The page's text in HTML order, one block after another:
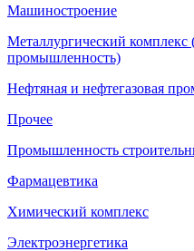
Машиностроение
Металлургический комплекс
промышленность)
Нефтяная и нефтегазовая
Прочее
Промышленность
Фармацевтика
Химический комплекс
Электроэнергетика